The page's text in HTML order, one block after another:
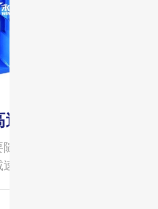
齿轮箱
汽轮机进行配
后连接发电